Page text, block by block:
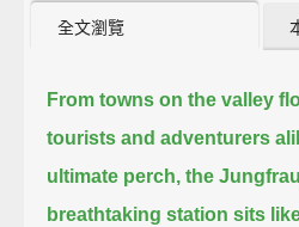
全文瀏覽
From towns on the valley
tourists and adventurers
ultimate perch, the
breathtaking station sits